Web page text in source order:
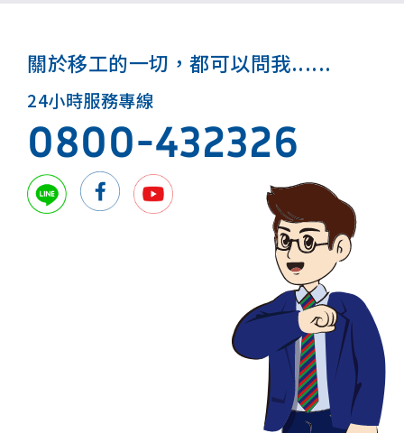
關於移工的一切，都可以問我......
24小時服務專線
0800-432326